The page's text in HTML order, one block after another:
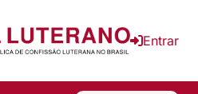
Entrar